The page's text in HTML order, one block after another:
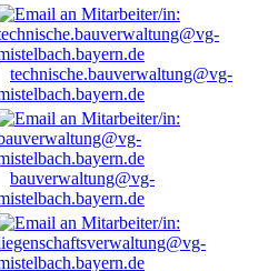
technische.bauverwaltung@vg-
bauverwaltung@vg-